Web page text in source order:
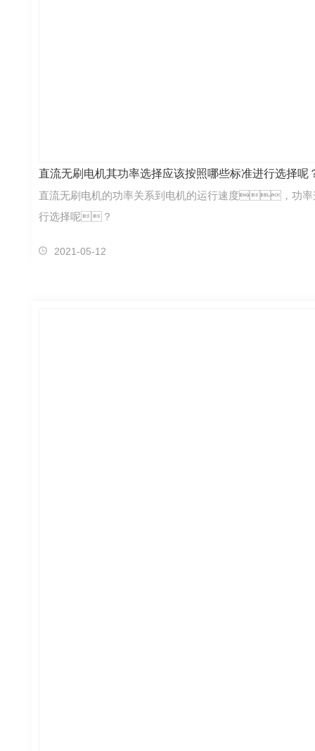
直流无刷电机其功率选择应该按照哪些标准进行选择呢
直流无刷电机的功率关系到电机的运行速度，功
行选择呢？
2021-05-12